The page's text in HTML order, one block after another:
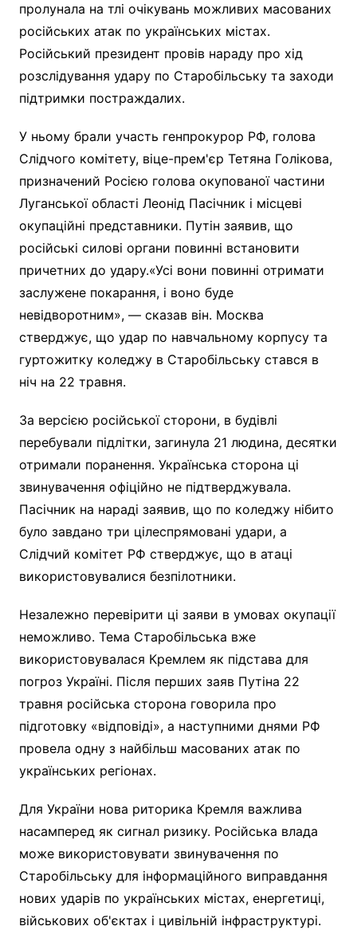
пролунала на тлі очікувань можливих масованих
російських атак по українських містах.
Російський президент провів нараду про хід
розслідування удару по Старобільську та заходи
підтримки постраждалих.
У ньому брали участь генпрокурор РФ, голова
Слідчого комітету, віце-прем'єр Тетяна Голікова,
призначений Росією голова окупованої частини
Луганської області Леонід Пасічник і місцеві
окупаційні представники. Путін заявив, що
російські силові органи повинні встановити
причетних до удару.«Усі вони повинні отримати
заслужене покарання, і воно буде
невідворотним», — сказав він. Москва
стверджує, що удар по навчальному корпусу та
гуртожитку коледжу в Старобільську стався в
ніч на 22 травня.
За версією російської сторони, в будівлі
перебували підлітки, загинула 21 людина, десятки
отримали поранення. Українська сторона ці
звинувачення офіційно не підтверджувала.
Пасічник на нараді заявив, що по коледжу нібито
було завдано три цілеспрямовані удари, а
Слідчий комітет РФ стверджує, що в атаці
використовувалися безпілотники.
Незалежно перевірити ці заяви в умовах окупації
неможливо. Тема Старобільська вже
використовувалася Кремлем як підстава для
погроз Україні. Після перших заяв Путіна 22
травня російська сторона говорила про
підготовку «відповіді», а наступними днями РФ
провела одну з найбільш масованих атак по
українських регіонах.
Для України нова риторика Кремля важлива
насамперед як сигнал ризику. Російська влада
може використовувати звинувачення по
Старобільську для інформаційного виправдання
нових ударів по українських містах, енергетиці,
військових об'єктах і цивільній інфраструктурі.